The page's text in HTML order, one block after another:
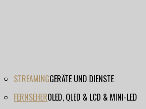
STREAMINGGERÄTE UND DIENSTE
FERNSEHEROLED, QLED & LCD & MINI-LED